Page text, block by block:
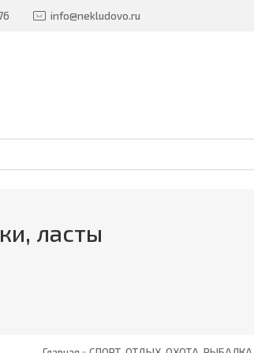
info@nekludovo.ru
ласты